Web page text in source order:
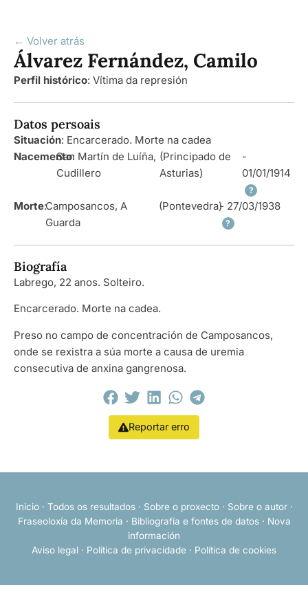
← Volver atrás
Álvarez Fernández, Camilo
Perfil histórico: Vítima da represión
Datos persoais
Situación: Encarcerado. Morte na cadea
Nacemento:
San Martín de Luíña,
Cudillero
(Principado de
Asturias)
-
01/01/1914
?
Morte:Camposancos, A
Guarda
(Pontevedra)- 27/03/1938
?
Biografía
Labrego, 22 anos. Solteiro.
Encarcerado. Morte na cadea.
Preso no campo de concentración de Camposancos,
onde se rexistra a súa morte a causa de uremia
consecutiva de anxina gangrenosa.
Reportar erro
Inicio· Todos os resultados· Sobre o proxecto· Sobre o autor·
Fraseoloxía da Memoria · Bibliografía e fontes de datos· Nova
información
Aviso legal · Política de privacidade · Política de cookies